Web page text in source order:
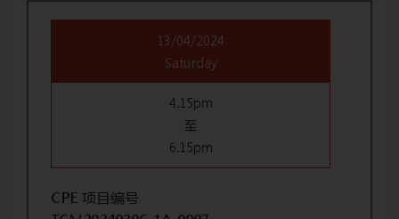
13/04/2024
Saturday
4.15pm
至
6.15pm
CPE 项目编号